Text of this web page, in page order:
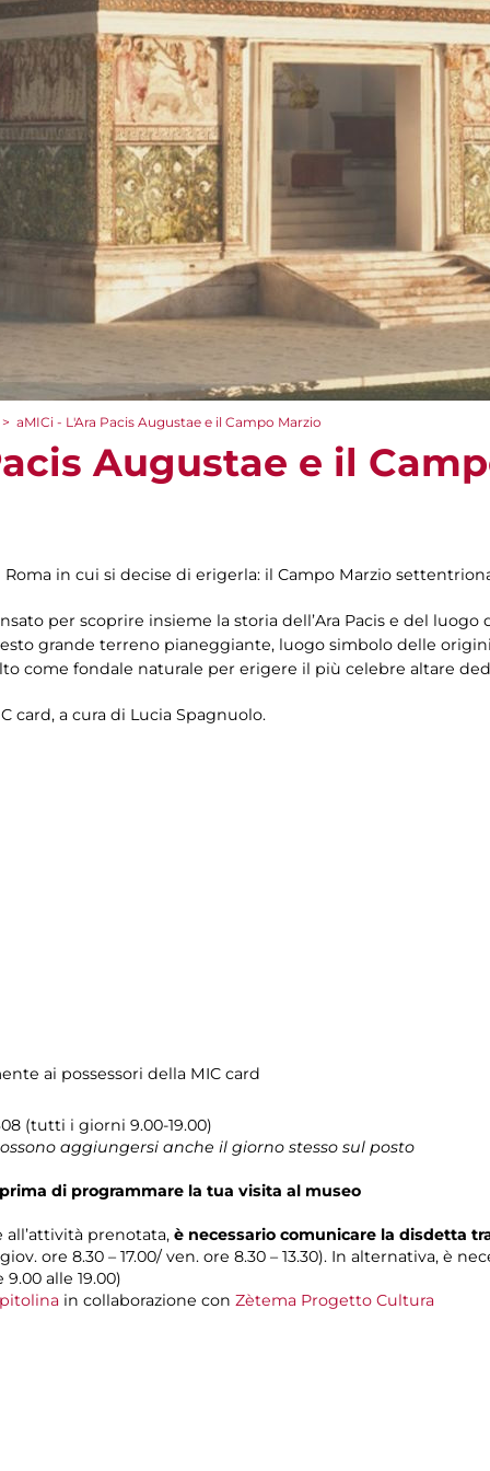
> aMICi - L'Ara Pacis Augustae e il Campo Marzio
Augustae e il
Roma in cui si decise di erigerla: il Campo Marzio
per scoprire insieme la storia dell’Ara Pacis e del
grande terreno pianeggiante, luogo simbolo delle
come fondale naturale per erigere il più celebre altare
card, a cura di Lucia Spagnuolo.
ai possessori della MIC card
(tutti i giorni 9.00-19.00)
aggiungersi anche il giorno stesso sul posto
di programmare la tua visita al museo
prenotata, è necessario comunicare la disdetta
ore 8.30 – 17.00/ ven. ore 8.30 – 13.30). In alternativa, è
alle 19.00)
in collaborazione con Zètema Progetto Cultura